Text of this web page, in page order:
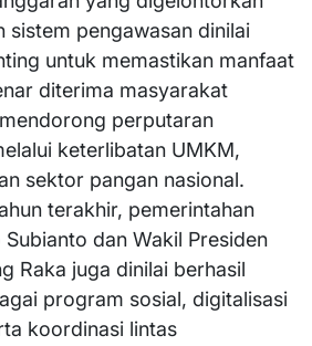
sistem pengawasan dinilai
untuk memastikan manfaat
diterima masyarakat
perputaran
keterlibatan UMKM,
sektor pangan nasional.
terakhir, pemerintahan
dan Wakil Presiden
Raka juga dinilai berhasil
program sosial, digitalisasi
koordinasi lintas